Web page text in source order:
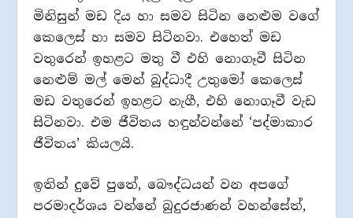
මිනිසුන් මඩ දිය හා සමව සිටින නෙළුම වගේ
කෙලෙස් හා සමව සිටිනවා. එහෙත් මඩ
වතුරෙන් ඉහළට මතු වී එහි නොගෑවී සිටින
නෙළුම් මල් මෙන් බුද්ධාදී උතුමෝ කෙලෙස්
මඩ වතුරෙන් ඉහළට නැගී, එහි නොගෑවී වැඩ
සිටිනවා. එම ජීවිතය හඳුන්වන්නේ ‘පද්මාකාර
ජීවිතය’ කියලයි.
ඉතින් දුවේ පුතේ, බෞද්ධයන් වන අපගේ
පරමාදර්ශය වන්නේ බුදුරජාණන් වහන්සේත්,